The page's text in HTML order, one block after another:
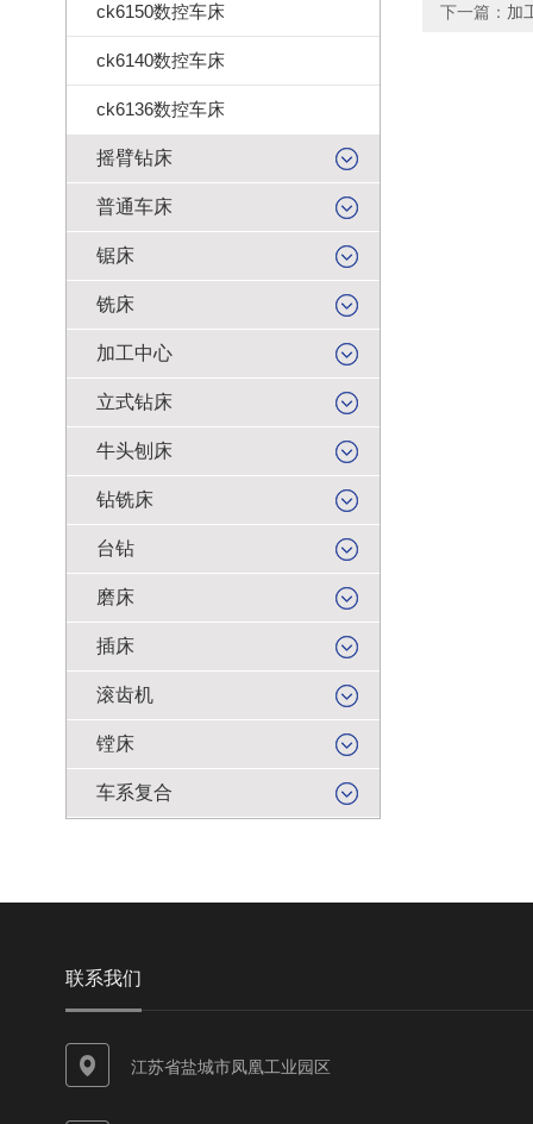
ck6150数控车床
ck6140数控车床
ck6136数控车床
摇臂钻床
普通车床
锯床
铣床
加工中心
立式钻床
牛头刨床
钻铣床
台钻
磨床
插床
滚齿机
镗床
车系复合
下一篇： 加
联系我们
江苏省盐城市凤凰工业园区